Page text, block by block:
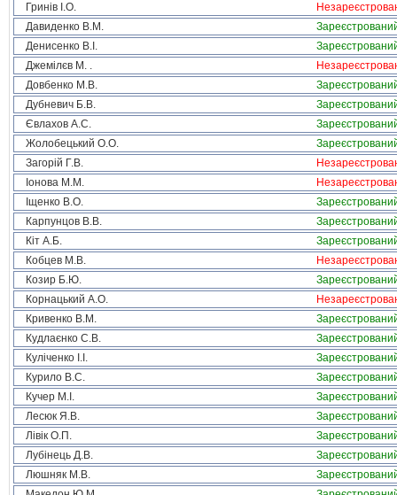
Гринів І.О.
Давиденко В.М.
Денисенко В.І.
Джемілєв М. .
Довбенко М.В.
Дубневич Б.В.
Євлахов А.С.
Жолобецький О.О.
Загорій Г.В.
Іонова М.М.
Іщенко В.О.
Карпунцов В.В.
Кіт А.Б.
Кобцев М.В.
Козир Б.Ю.
Корнацький А.О.
Кривенко В.М.
Кудлаєнко С.В.
Куліченко І.І.
Курило В.С.
Кучер М.І.
Лесюк Я.В.
Лівік О.П.
Лубінець Д.В.
Люшняк М.В.